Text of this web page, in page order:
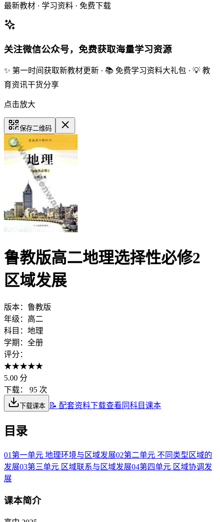
最新教材 · 学习资料 · 免费下载
关注微信公众号，免费获取海量学习资源
✨ 第一时间获取新教材更新 · 📚 免费学习资料大礼包 · 💡 教
育资讯干货分享
点击放大
保存二维码
鲁教版高二地理选择性必修2
区域发展
版本： 鲁教版
年级： 高二
科目： 地理
学期： 全册
评分：
★★★★★
5.00 分
下载：
95 次
下载课本 📝 配套资料下载查看同科目课本
目录
01 第一单元 地理环境与区域发展02第二单元 不同类型区域的
发展03第三单元 区域联系与区域发展04第四单元 区域协调发
展
课本简介